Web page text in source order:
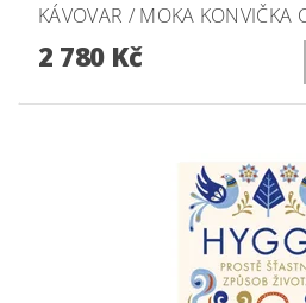
KÁVOVAR / MOKA KONVIČKA
2 780 Kč